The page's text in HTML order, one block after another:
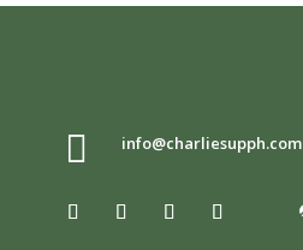
 info@charliesupph.com